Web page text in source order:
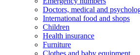
Doctors, medical and
International food and shops
Children
Health insurance
Furniture